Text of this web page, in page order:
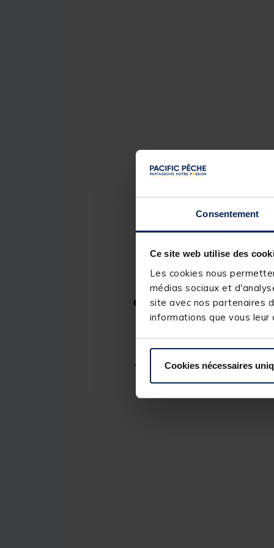
Consentement
Ce site web utilise des
Les cookies nous
médias sociaux et
site avec nos partenaires
informations que vous
Cookies nécessaires